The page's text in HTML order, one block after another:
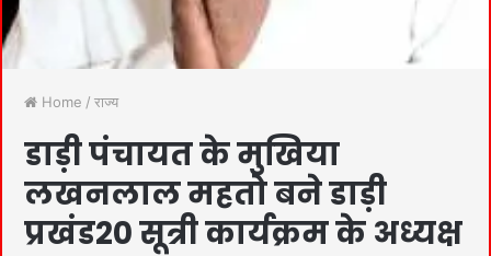
Home / राज्य
डाड़ी पंचायत के मुखिया
लखनलाल महतो बने डाड़ी
प्रखंड20 सूत्री कार्यक्रम के अध्यक्ष